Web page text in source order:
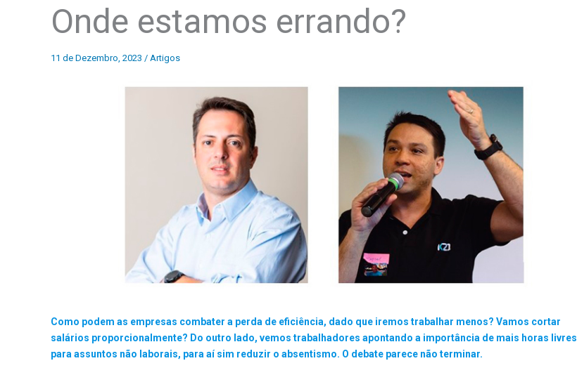
Onde estamos errando?
11 de Dezembro, 2023 / Artigos
Como podem as empresas combater a perda de eficiência, dado que iremos trabalhar menos? Vamos cortar
salários proporcionalmente? Do outro lado, vemos trabalhadores apontando a importância de mais horas livres
para assuntos não laborais, para aí sim reduzir o absentismo. O debate parece não terminar.